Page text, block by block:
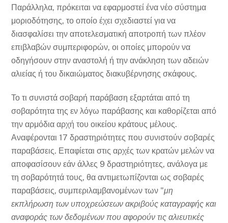
Παράλληλα, πρόκειται να εφαρμοστεί ένα νέο σύστημα
μοριοδότησης, το οποίο έχει σχεδιαστεί για να
διασφαλίσει την αποτελεσματική αποτροπή των πλέον
επιβλαβών συμπεριφορών, οι οποίες μπορούν να
οδηγήσουν στην αναστολή ή την ανάκληση των αδειών
αλιείας ή του δικαιώματος διακυβέρνησης σκάφους.
Το τι συνιστά σοβαρή παράβαση εξαρτάται από τη
σοβαρότητα της εν λόγω παράβασης και καθορίζεται από
την αρμόδια αρχή του οικείου κράτους μέλους.
Αναφέρονται 17 δραστηριότητες που συνιστούν σοβαρές
παραβάσεις. Επαφίεται στις αρχές των κρατών μελών να
αποφασίσουν εάν άλλες 9 δραστηριότητες, ανάλογα με
τη σοβαρότητά τους, θα αντιμετωπίζονται ως σοβαρές
παραβάσεις, συμπεριλαμβανομένων των "μη
εκπλήρωση των υποχρεώσεων ακριβούς καταγραφής και
αναφοράς των δεδομένων που αφορούν τις αλιευτικές